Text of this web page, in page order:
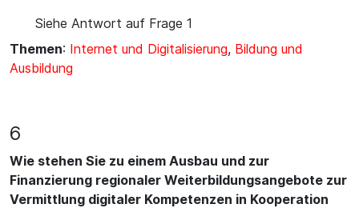
Siehe Antwort auf Frage 1
Themen: Internet und Digitalisierung, Bildung und
Ausbildung
6
Wie stehen Sie zu einem Ausbau und zur
Finanzierung regionaler Weiterbildungsangebote zur
Vermittlung digitaler Kompetenzen in Kooperation